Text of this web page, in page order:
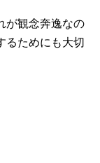
が観念奔逸なの
るためにも大切